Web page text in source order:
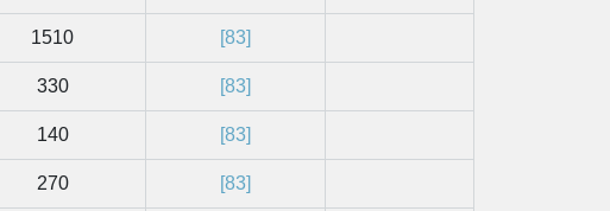
1510 [83]
330 [83]
140 [83]
270 [83]